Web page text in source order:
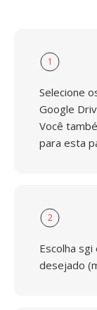
1
Selecione
Google
Você
para esta
2
Escolha
desejado